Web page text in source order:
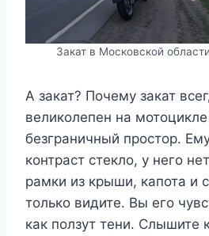
Закат в Московской
А закат? Почему закат
великолепен на
безграничный простор.
контраст стекло, у него
рамки из крыши, капота и
только видите. Вы его
как ползут тени. Слышите